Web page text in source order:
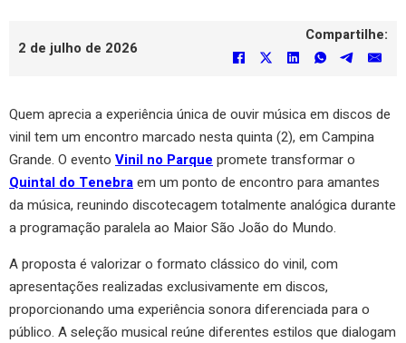
2 de julho de 2026
Compartilhe:
Quem aprecia a experiência única de ouvir música em discos de
vinil tem um encontro marcado nesta quinta (2), em Campina
Grande. O evento Vinil no Parque promete transformar o
Quintal do Tenebraem um ponto de encontro para amantes
da música, reunindo discotecagem totalmente analógica durante
a programação paralela ao Maior São João do Mundo.
A proposta é valorizar o formato clássico do vinil, com
apresentações realizadas exclusivamente em discos,
proporcionando uma experiência sonora diferenciada para o
público. A seleção musical reúne diferentes estilos que dialogam